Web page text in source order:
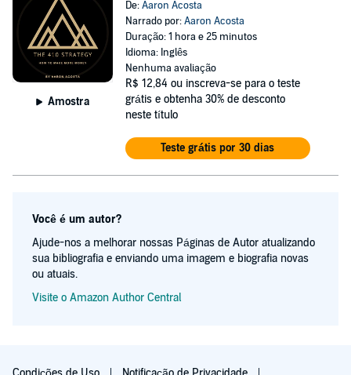
Amostra
De:Aaron Acosta
Narrado por:Aaron Acosta
Duração: 1 hora e 25 minutos
Idioma: Inglês
Nenhuma avaliação
R$ 12,84 ou inscreva-se para o teste
grátis e obtenha 30% de desconto
neste título
Teste grátis por 30 dias
Você é um autor?
Ajude-nos a melhorar nossas Páginas de Autor atualizando
sua bibliografia e enviando uma imagem e biografia novas
ou atuais.
Visite o Amazon Author Central